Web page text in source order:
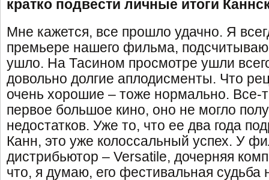
кратко подвести личные итоги
Мне кажется, все прошло удачно. Я
премьере нашего фильма,
ушло. На Тасином просмотре ушли
довольно долгие аплодисменты. Что
очень хорошие – тоже нормально. Все-
первое большое кино, оно не могло
недостатков. Уже то, что ее два года
Канн, это уже колоссальный успех. У
дистрибьютор – Versatile, дочерняя
что, я думаю, его фестивальная судьба